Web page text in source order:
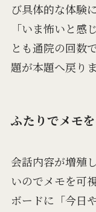
び具体的な体験
「いま怖いと
とも通院の回数
題が本題へ戻りま
ふたりでメモ
会話内容が増殖
いのでメモを可
ボードに「今日